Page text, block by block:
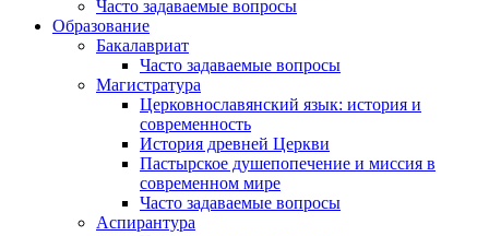
Часто задаваемые вопросы
Образование
Бакалавриат
Часто задаваемые вопросы
Магистратура
Церковнославянский язык: история и
современность
История древней Церкви
Пастырское душепопечение и миссия в
современном мире
Часто задаваемые вопросы
Аспирантура